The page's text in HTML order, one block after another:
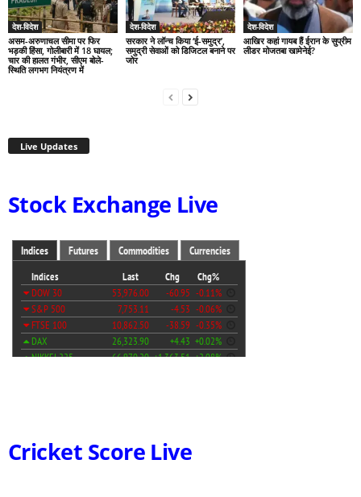
देश-विदेश
असम-अरुणाचल सीमा पर फिर
भड़की हिंसा, गोलीबारी में 18 घायल;
चार की हालत गंभीर, सीएम बोले-
स्थिति लगभग नियंत्रण में
देश-विदेश
सरकार ने लॉन्च किया ‘ई-समुद्र’,
समुद्री सेवाओं को डिजिटल बनाने पर
जोर
देश-विदेश
आखिर कहां गायब हैं ईरान के सुप्रीम
लीडर मोजतबा खामेनेई?
Live Updates
Stock Exchange Live
Cricket Score Live